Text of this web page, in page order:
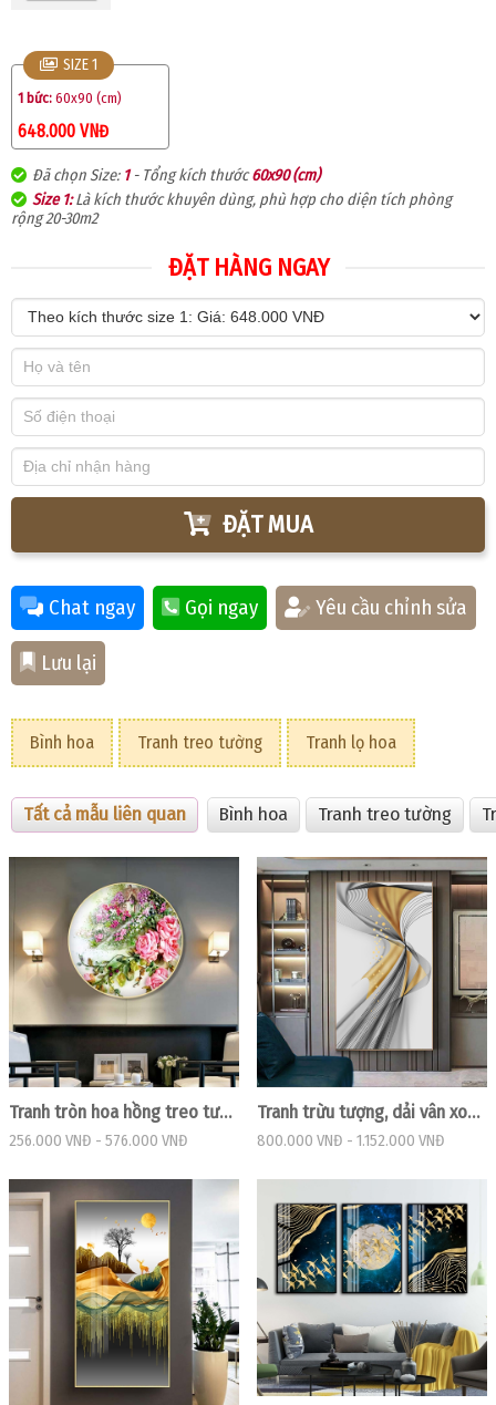
SIZE 1
1 bức: 60x90 (cm)
648.000 VNĐ
Đã chọn Size: 1- Tổng kích thước60x90 (cm)
Size 1:Là kích thước khuyên dùng, phù hợp cho diện tích phòng
rộng 20-30m2
ĐẶT HÀNG NGAY
ĐẶT MUA
Chat ngay Gọi ngay Yêu cầu chỉnh sửa
Lưu lại
Bình hoa Tranh treo tường Tranh lọ hoa
Tất cả mẫu liên quan Bình hoa Tranh treo tường
Tranh tròn hoa hồng treo tường chuẩn đẹp
256.000 VNĐ - 576.000 VNĐ
Tranh trừu tượng, dải vân xoắn vàng đen
800.000 VNĐ - 1.152.000 VNĐ